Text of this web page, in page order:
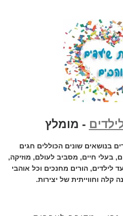
- מומלץ
בנושאים שונים הכוללים חגים
בעלי חיים, מסביב לעולם, מוזיקה,
לילדים, הורים מחנכים וכל אוהבי
קלה וחווייתית של יצירות.